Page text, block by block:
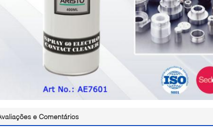
e Comentários